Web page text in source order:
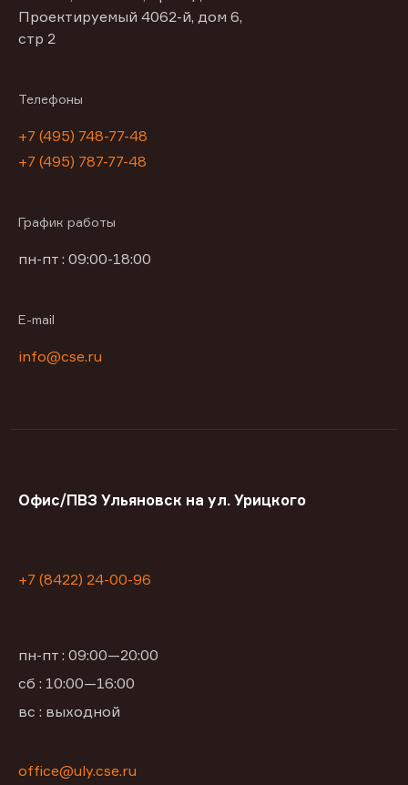
Проектируемый 4062-й, дом 6,
стр 2
Телефоны
+7 (495) 748-77-48
+7 (495) 787-77-48
График работы
пн-пт : 09:00-18:00
E-mail
info@cse.ru
Офис/ПВЗ Ульяновск на ул. Урицкого
+7 (8422) 24-00-96
пн-пт : 09:00—20:00
сб : 10:00—16:00
вс : выходной
office@uly.cse.ru